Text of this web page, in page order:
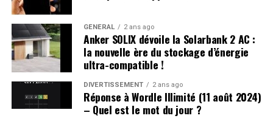
ayant déjà installé TikTok peuvent toujours accéder au
service. Cependant, ils ne recevront plus aucune mise à
jour future de l’application. L’avenir du réseau social
pourrait dépendre des décisions du nouveau président
des États-Unis.
DÉCLARATION DE TIKTOK :
GÉNÉRAL 2 ans ago
Anker SOLIX dévoile la Solarbank 2 AC :
la nouvelle ère du stockage d’énergie
ultra-compatible !
DIVERTISSEMENT 2 ans ago
Réponse à Wordle Illimité (11 août 2024)
– Quel est le mot du jour ?